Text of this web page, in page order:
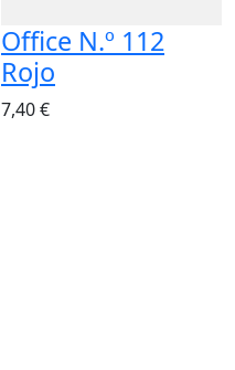
Office N.º 112
Rojo
7,40 €